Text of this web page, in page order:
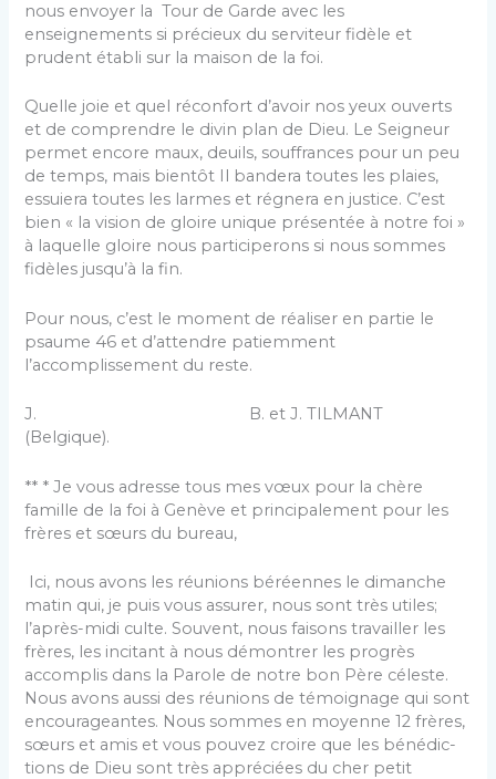
nous envoyer la Tour de Garde avec les
enseignements si précieux du ser­viteur fidèle et
prudent établi sur la maison de la foi.
Quelle joie et quel réconfort d’avoir nos yeux ouverts
et de comprendre le divin plan de Dieu. Le Seigneur
permet encore maux, deuils, souffrances pour un peu
de temps, mais bientôt Il bandera toutes les plaies,
essuiera toutes les larmes et ré­gnera en justice. C’est
bien « la vision de gloire unique pré­sentée à notre foi »
à laquelle gloire nous participerons si nous sommes
fidèles jusqu’à la fin.
Pour nous, c’est le moment de réaliser en partie le
psaume 46 et d’attendre patiemment
l’accomplissement du reste.
J. B. et J. TILMANT
(Belgique).
** * Je vous adresse tous mes vœux pour la chère
famille de la foi à Genève et principalement pour les
frères et sœurs du bureau,
Ici, nous avons les réunions béréennes le dimanche
matin qui, je puis vous assurer, nous sont très utiles;
l’après-midi culte. Souvent, nous faisons travailler les
frères, les incitant à nous démontrer les progrès
accomplis dans la Parole de notre bon Père céleste.
Nous avons aussi des réunions de témoi­gnage qui sont
encourageantes. Nous sommes en moyenne 12 frères,
sœurs et amis et vous pouvez croire que les bénédic­
tions de Dieu sont très appréciées du cher petit